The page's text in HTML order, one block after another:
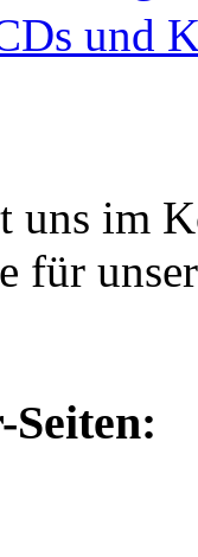
und
uns im
für